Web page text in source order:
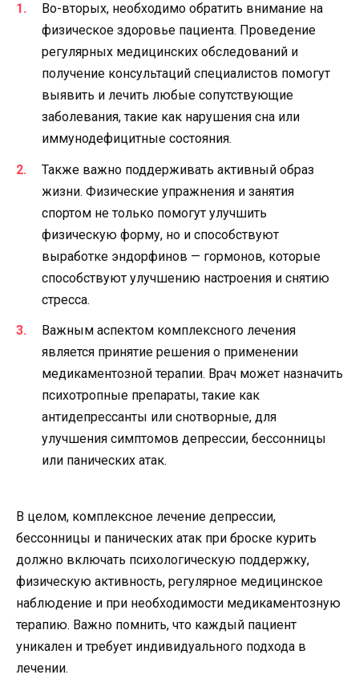
Во-вторых, необходимо обратить внимание на
физическое здоровье пациента. Проведение
регулярных медицинских обследований и
получение консультаций специалистов помогут
выявить и лечить любые сопутствующие
заболевания, такие как нарушения сна или
иммунодефицитные состояния.
Также важно поддерживать активный образ
жизни. Физические упражнения и занятия
спортом не только помогут улучшить
физическую форму, но и способствуют
выработке эндорфинов — гормонов, которые
способствуют улучшению настроения и снятию
стресса.
Важным аспектом комплексного лечения
является принятие решения о применении
медикаментозной терапии. Врач может назначить
психотропные препараты, такие как
антидепрессанты или снотворные, для
улучшения симптомов депрессии, бессонницы
или панических атак.
В целом, комплексное лечение депрессии,
бессонницы и панических атак при броске курить
должно включать психологическую поддержку,
физическую активность, регулярное медицинское
наблюдение и при необходимости медикаментозную
терапию. Важно помнить, что каждый пациент
уникален и требует индивидуального подхода в
лечении.